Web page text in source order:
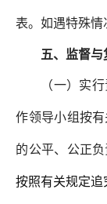
表。如遇特殊情
五、监督与
（一）实
作领导小组按
的公平、公正负
按照有关规定追